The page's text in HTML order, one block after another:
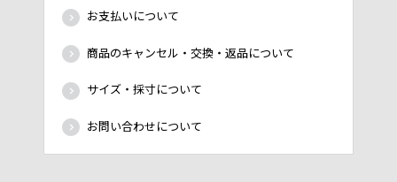
お支払いについて
商品のキャンセル・交換・返品について
サイズ・採寸について
お問い合わせについて